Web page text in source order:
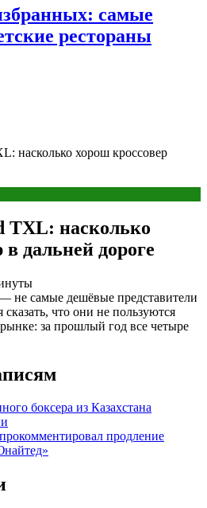
самые
рестораны
насколько хорош кроссовер
TXL: насколько
дальней дороге
не самые дешёвые представители
сказать, что они не пользуются
за прошлый год все четыре
боксера из Казахстана
продление